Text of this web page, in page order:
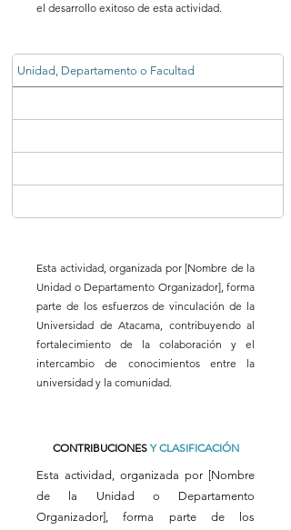
el desarrollo exitoso de esta actividad.
Unidad, Departamento o Facultad
Esta actividad, organizada por [Nombre de la
Unidad o Departamento Organizador], forma
parte de los esfuerzos de vinculación de la
Universidad de Atacama, contribuyendo al
fortalecimiento de la colaboración y el
intercambio de conocimientos entre la
universidad y la comunidad.
CONTRIBUCIONES Y CLASIFICACIÓN
Esta actividad, organizada por [Nombre
de la Unidad o Departamento
Organizador], forma parte de los